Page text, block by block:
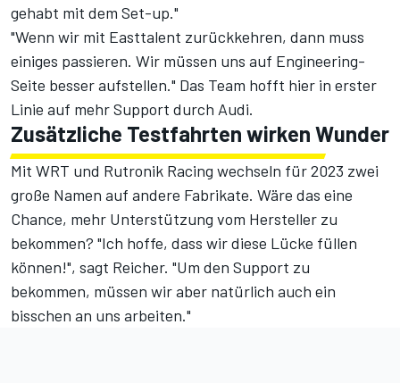
gehabt mit dem Set-up."
"Wenn wir mit Easttalent zurückkehren, dann muss
einiges passieren. Wir müssen uns auf Engineering-
Seite besser aufstellen." Das Team hofft hier in erster
Linie auf mehr Support durch Audi.
Zusätzliche Testfahrten wirken Wunder
Mit WRT und Rutronik Racing wechseln für 2023 zwei
große Namen auf andere Fabrikate. Wäre das eine
Chance, mehr Unterstützung vom Hersteller zu
bekommen? "Ich hoffe, dass wir diese Lücke füllen
können!", sagt Reicher. "Um den Support zu
bekommen, müssen wir aber natürlich auch ein
bisschen an uns arbeiten."